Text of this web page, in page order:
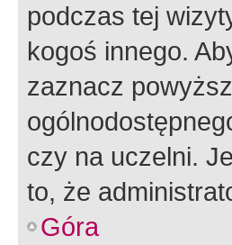
podczas tej
kogoś innego.
zaznacz
czy na uczelni.
to, że
Góra